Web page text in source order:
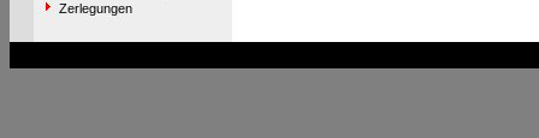
Zerlegungen